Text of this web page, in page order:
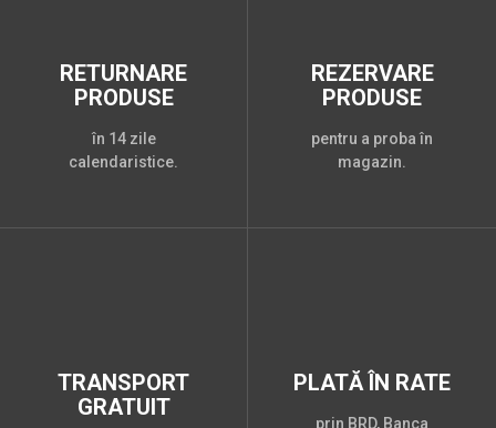
RETURNARE
PRODUSE
în 14 zile
calendaristice.
REZERVARE
PRODUSE
pentru a proba în
magazin.
TRANSPORT
GRATUIT
PLATĂ ÎN RATE
prin BRD, Banca